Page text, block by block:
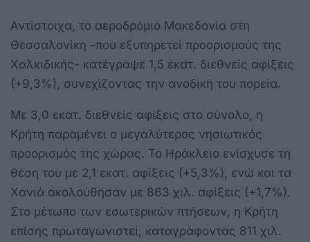
Αντίστοιχα, το αεροδρόμιο Μακεδονία στη
Θεσσαλονίκη -που εξυπηρετεί προορισμούς της
Χαλκιδικής- κατέγραψε 1,5 εκατ. διεθνείς αφίξεις
(+9,3%), συνεχίζοντας την ανοδική του πορεία.
Με 3,0 εκατ. διεθνείς αφίξεις στο σύνολο, η
Κρήτη παραμένει ο μεγαλύτερος νησιωτικός
προορισμός της χώρας. Το Ηράκλειο ενίσχυσε τη
θέση του με 2,1 εκατ. αφίξεις (+5,3%), ενώ και τα
Χανιά ακολούθησαν με 863 χιλ. αφίξεις (+1,7%).
Στο μέτωπο των εσωτερικών πτήσεων, η Κρήτη
επίσης πρωταγωνιστεί, καταγράφοντας 811 χιλ.